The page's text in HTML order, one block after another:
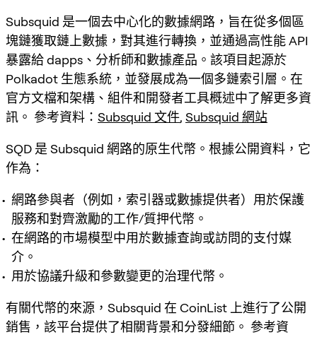
Subsquid 是一個去中心化的數據網路，旨在從多個區
塊鏈獲取鏈上數據，對其進行轉換，並通過高性能 API
暴露給 dapps、分析師和數據產品。該項目起源於
Polkadot 生態系統，並發展成為一個多鏈索引層。在
官方文檔和架構、組件和開發者工具概述中了解更多資
訊。 參考資料： Subsquid 文件, Subsquid 網站
SQD 是 Subsquid 網路的原生代幣。根據公開資料，它
作為：
網路參與者（例如，索引器或數據提供者）用於保護
服務和對齊激勵的工作/質押代幣。
在網路的市場模型中用於數據查詢或訪問的支付媒
介。
用於協議升級和參數變更的治理代幣。
有關代幣的來源，Subsquid 在 CoinList 上進行了公開
銷售，該平台提供了相關背景和分發細節。 參考資